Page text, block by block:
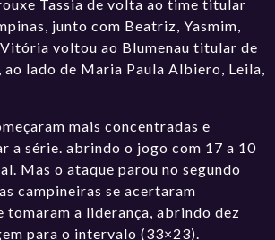
Tassia de volta ao time titular
junto com Beatriz, Yasmim,
voltou ao Blumenau titular de
ao lado de Maria Paula Albiero, Leila,
mais concentradas e
a série. abrindo o jogo com 17 a 10
Mas o ataque parou no segundo
campineiras se acertaram
tomaram a liderança, abrindo dez
para o intervalo (33×23).